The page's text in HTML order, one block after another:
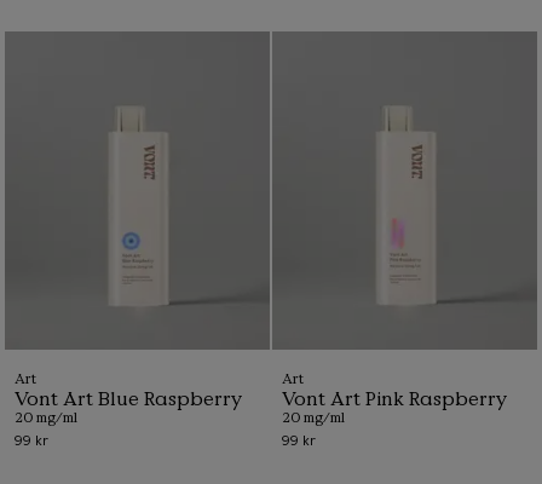
Art
Vont Art Blue Raspberry
20 mg/ml
99 kr
Art
Vont Art Pink Raspberry
20 mg/ml
99 kr